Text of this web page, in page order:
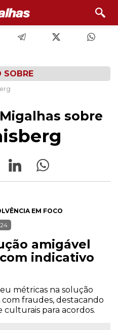
SOBRE
sobre
EM FOCO
amigável
indicativo
métricas na solução
fraudes, destacando
culturais para acordos.